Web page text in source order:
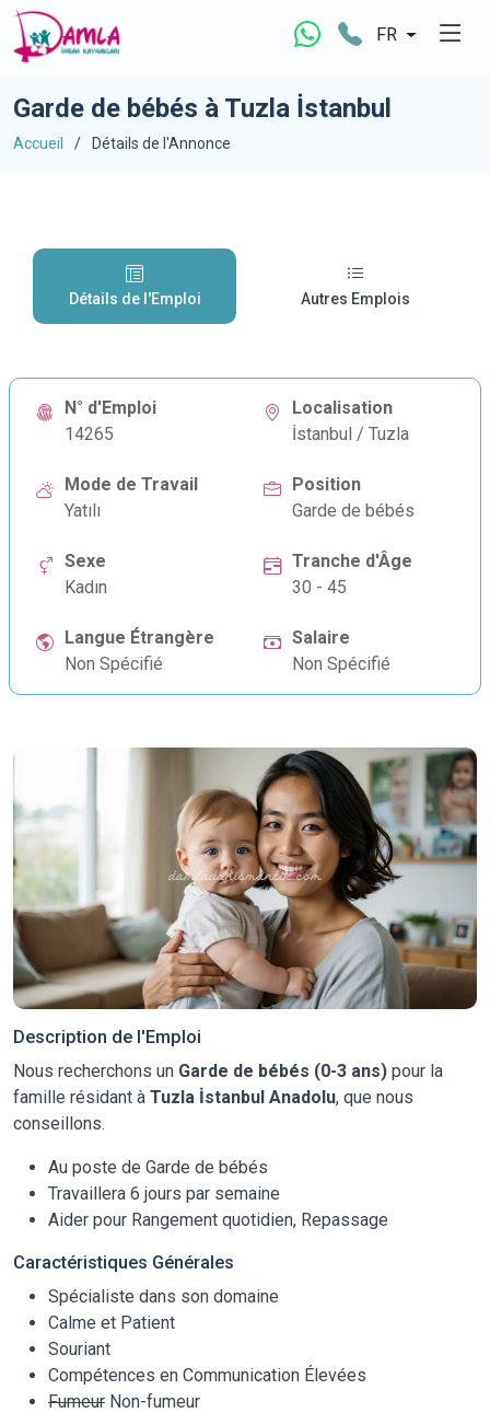
FR
Garde de bébés à Tuzla İstanbul
Accueil Détails de l'Annonce
Détails de l'Emploi Autres Emplois
N° d'Emploi
14265
Localisation
İstanbul / Tuzla
Mode de Travail
Yatılı
Position
Garde de bébés
Sexe
Kadın
Tranche d'Âge
30 - 45
Langue Étrangère
Non Spécifié
Salaire
Non Spécifié
Description de l'Emploi
Nous recherchons un Garde de bébés (0-3 ans) pour la
famille résidant à Tuzla İstanbul Anadolu, que nous
conseillons.
Au poste de Garde de bébés
Travaillera 6 jours par semaine
Aider pour Rangement quotidien, Repassage
Caractéristiques Générales
Spécialiste dans son domaine
Calme et Patient
Souriant
Compétences en Communication Élevées
Fumeur Non-fumeur